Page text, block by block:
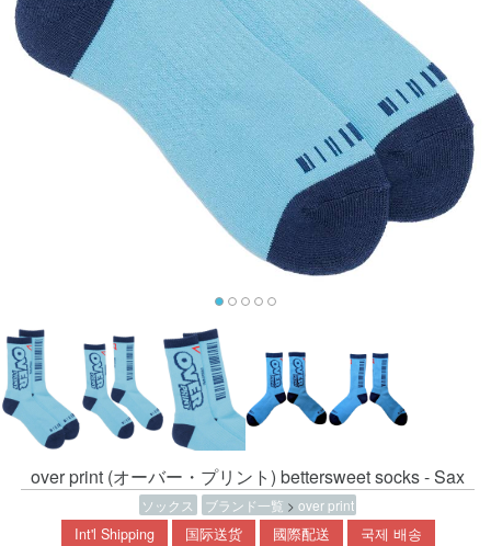
over print (オーバー・プリント) bettersweet socks - Sax
ソックス ブランド一覧 > over print
Int'l Shipping 国际送货 國際配送 국제 배송